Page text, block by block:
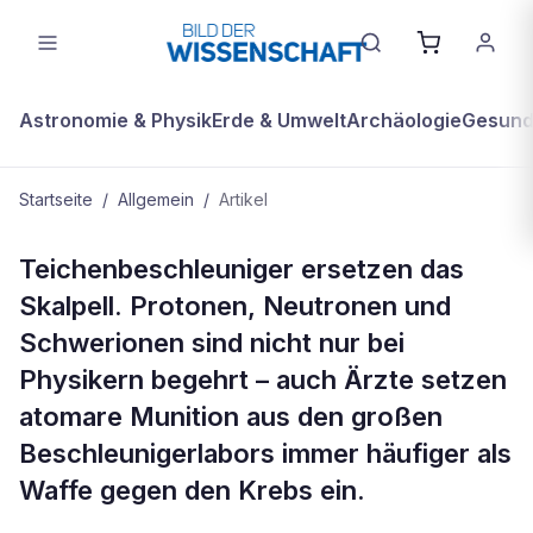
Astronomie & PhysikErde & UmweltArchäologie
Startseite / Allgemein / Artikel
Krebs unter Ionen-Beschuß
Teichenbeschleuniger ersetzen das
Skalpell. Protonen, Neutronen und
Schwerionen sind nicht nur bei
Physikern begehrt – auch Ärzte setzen
atomare Munition aus den großen
Beschleunigerlabors immer häufiger als
Waffe gegen den Krebs ein.